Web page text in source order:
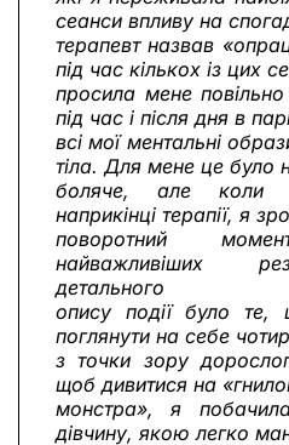
сеанси впливу на
терапевт назвав
під час кількох із цих
просила мене
під час і після дня в
всі мої ментальні
тіла. Для мене це було
боляче, але коли
наприкінці терапії, я
поворотний
найважливіших
детального
опису події було
поглянути на себе
з точки зору
щоб дивитися на
монстра», я
дівчину, якою легко